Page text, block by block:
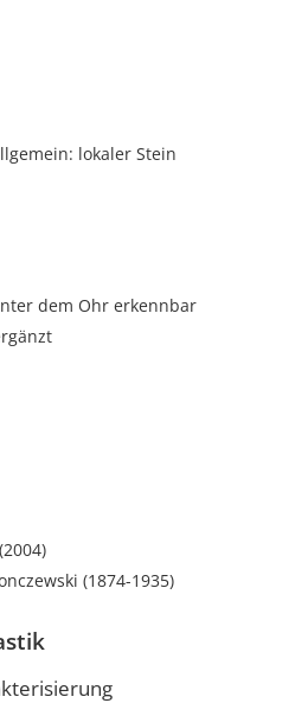
lokaler Stein
dem Ohr erkennbar
(1874-1935)